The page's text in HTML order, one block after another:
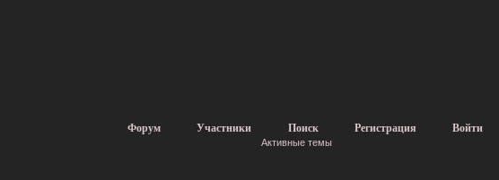
Форум Участники Поиск Регистрация Войти
Активные темы